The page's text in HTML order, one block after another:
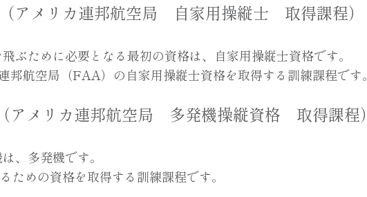
アメリカ連邦航空局 自家用操縦士 取得課程）
ぶために必要となる最初の資格は、自家用操縦士資格です。
航空局（FAA）の自家用操縦士資格を取得する訓練課程です。
メリカ連邦航空局 多発機操縦資格 取得課程）
、多発機です。
ための資格を取得する訓練課程です。